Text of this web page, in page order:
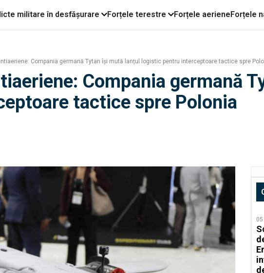
militare în desfășurare Forțele terestre Forțele aerieneForțele
Compania germană Tytan își mută lanțul logistic pentru interceptoare tactice spre
Compania germană
tactice spre Polonia
05